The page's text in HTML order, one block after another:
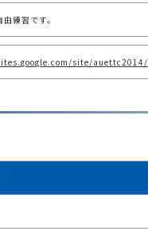
練習です。
site/auettc2014/